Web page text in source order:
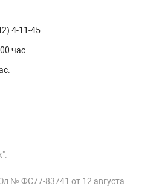
4-11-45
час.
№ ФС77-83741 от 12 августа